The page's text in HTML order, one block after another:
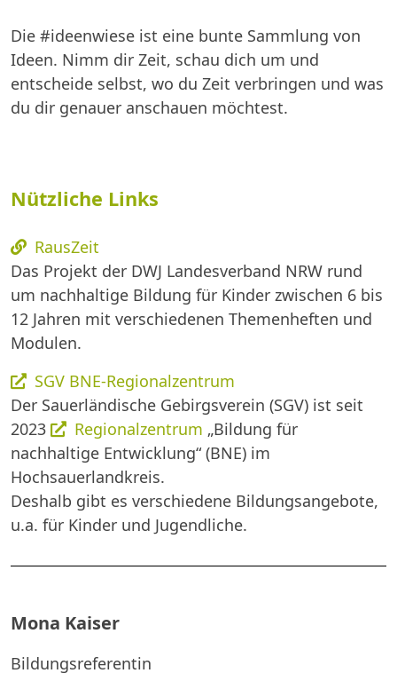
Die #ideenwiese ist eine bunte Sammlung von
Ideen. Nimm dir Zeit, schau dich um und
entscheide selbst, wo du Zeit verbringen und was
du dir genauer anschauen möchtest.
Nützliche Links
RausZeit
Das Projekt der DWJ Landesverband NRW rund
um nachhaltige Bildung für Kinder zwischen 6 bis
12 Jahren mit verschiedenen Themenheften und
Modulen.
SGV BNE-Regionalzentrum
Der Sauerländische Gebirgsverein (SGV) ist seit
2023
Regionalzentrum „Bildung für
nachhaltige Entwicklung“ (BNE) im
Hochsauerlandkreis.
Deshalb gibt es verschiedene Bildungsangebote,
u.a. für Kinder und Jugendliche.
Mona Kaiser
Bildungsreferentin